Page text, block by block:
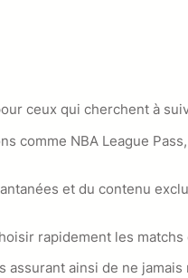
ceux qui cherchent à
comme NBA League
et du contenu
rapidement les
ainsi de ne jamais